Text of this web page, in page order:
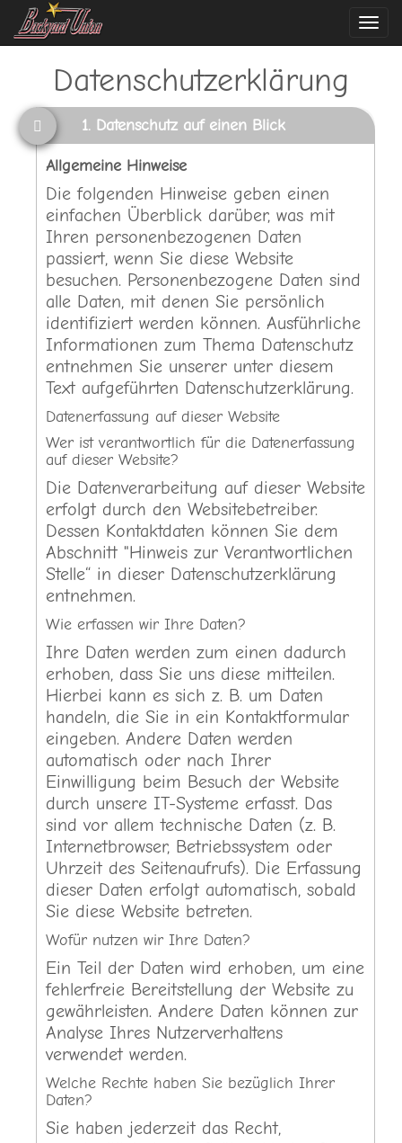
Datenschutzerklärung
1. Datenschutz auf einen Blick
Allgemeine Hinweise
Die folgenden Hinweise geben einen
einfachen Überblick darüber, was mit
Ihren personenbezogenen Daten
passiert, wenn Sie diese Website
besuchen. Personenbezogene Daten sind
alle Daten, mit denen Sie persönlich
identifiziert werden können. Ausführliche
Informationen zum Thema Datenschutz
entnehmen Sie unserer unter diesem
Text aufgeführten Datenschutzerklärung.
Datenerfassung auf dieser Website
Wer ist verantwortlich für die Datenerfassung
auf dieser Website?
Die Datenverarbeitung auf dieser Website
erfolgt durch den Websitebetreiber.
Dessen Kontaktdaten können Sie dem
Abschnitt "Hinweis zur Verantwortlichen
Stelle“ in dieser Datenschutzerklärung
entnehmen.
Wie erfassen wir Ihre Daten?
Ihre Daten werden zum einen dadurch
erhoben, dass Sie uns diese mitteilen.
Hierbei kann es sich z. B. um Daten
handeln, die Sie in ein Kontaktformular
eingeben. Andere Daten werden
automatisch oder nach Ihrer
Einwilligung beim Besuch der Website
durch unsere IT-Systeme erfasst. Das
sind vor allem technische Daten (z. B.
Internetbrowser, Betriebssystem oder
Uhrzeit des Seitenaufrufs). Die Erfassung
dieser Daten erfolgt automatisch, sobald
Sie diese Website betreten.
Wofür nutzen wir Ihre Daten?
Ein Teil der Daten wird erhoben, um eine
fehlerfreie Bereitstellung der Website zu
gewährleisten. Andere Daten können zur
Analyse Ihres Nutzerverhaltens
verwendet werden.
Welche Rechte haben Sie bezüglich Ihrer
Daten?
Sie haben jederzeit das Recht,